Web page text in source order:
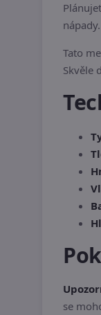
nápady.
Tato
Skvěle
se